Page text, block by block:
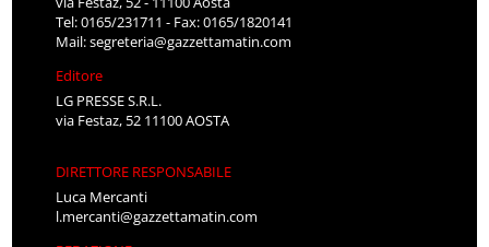
Tel: 0165/231711 - Fax: 0165/1820141
Mail:segreteria@gazzettamatin.com
Editore
LG PRESSE S.R.L.
via Festaz, 52 11100 AOSTA
DIRETTORE RESPONSABILE
Luca Mercanti
l.mercanti@gazzettamatin.com